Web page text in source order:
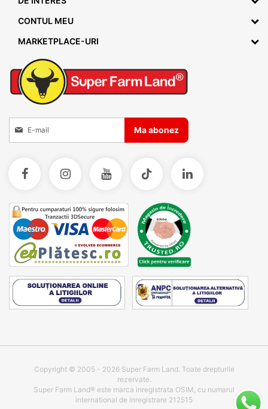
CONTUL MEU
MARKETPLACE-URI
Inscrieti-va la Buletinele noastre informative
Ma abonez
Copyright © 2005 - 2026 Super Farm Land. Toate drepturile
rezervate.
Super Farm Land® este marca inregistrata OSIM, cu numarul
international de inregistrare 212515